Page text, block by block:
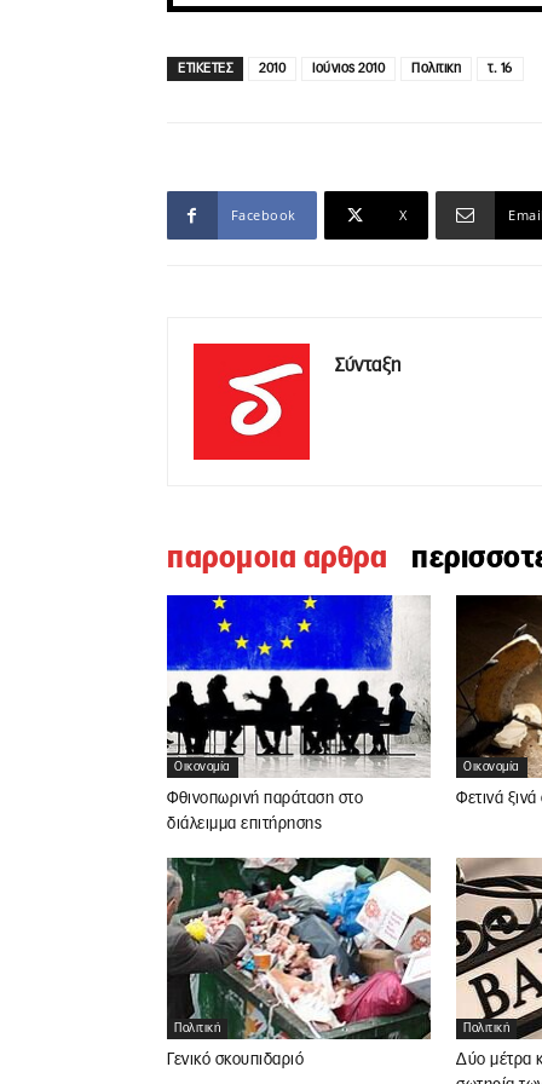
ΕΤΙΚΕΤΕΣ 2010 Ιούνιος 2010 Πολιτικη τ. 16
Facebook X Email
Σύνταξη
παρομοια αρθρα
Οικονομία
Φθινοπωρινή παράταση στο
διάλειμμα επιτήρησης
Οικονομία
Φετινά
Πολιτική
Γενικό σκουπιδαριό
Πολιτική
Δύο μέτρα